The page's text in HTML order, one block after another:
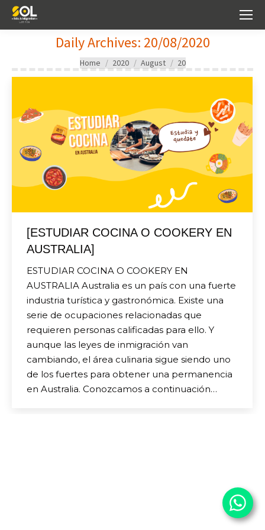
Daily Archives: 20/08/2020
You are here:
Home 2020 August 20
[ESTUDIAR COCINA O COOKERY EN
AUSTRALIA]
ESTUDIAR COCINA O COOKERY EN
AUSTRALIA Australia es un país con una fuerte
industria turística y gastronómica. Existe una
serie de ocupaciones relacionadas que
requieren personas calificadas para ello. Y
aunque las leyes de inmigración van
cambiando, el área culinaria sigue siendo uno
de los fuertes para obtener una permanencia
en Australia. Conozcamos a continuación…